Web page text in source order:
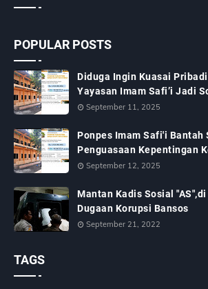
POPULAR POSTS
Diduga Ingin Kuasai
Yayasan Imam Safi’i Jadi
September 11, 2025
Ponpes Imam Safi'i Bantah
Penguasaan Kepentingan
September 12, 2025
Mantan Kadis Sosial
Dugaan Korupsi Bansos
September 21, 2022
TAGS